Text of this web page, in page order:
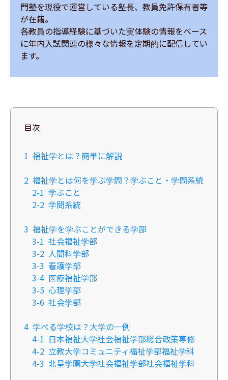
門塾を現役で運営している塾長、教員免許保有者等
が在籍。
各教員の指導経験に基づいた実体験の情報をベース
に年内入試関連の様々な情報を定期的に配信してい
ます。
目次
1 福祉学とは？簡単に解説
2 福祉学とは何を学ぶ学問？学ぶこと・学問系統
2-1 学ぶこと​
2-2 学問系統
3 福祉学を学ぶことができる学部
3-1 社会福祉学部
3-2 人間科学部
3-3 看護学部
3-4 医療福祉学部
3-5 心理学部
3-6 社会学部
4 学べる学校は？大学の一例
4-1 日本福祉大学社会福祉学部総合政策専修
4-2 立教大学コミュニティ福祉学部福祉学科
4-3 北星学園大学社会福祉学部社会福祉学科